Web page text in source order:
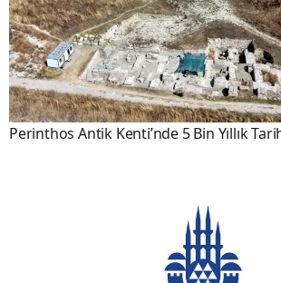
Perinthos Antik Kenti’nde 5 Bin Yıllık